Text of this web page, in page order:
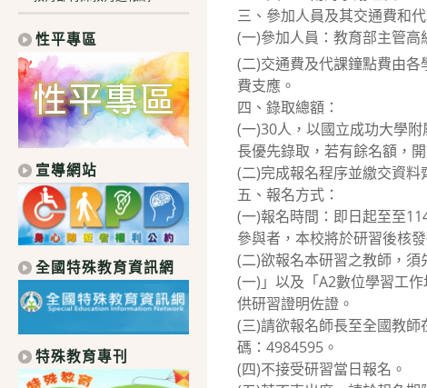
三、參加人員及其交通費和代
(一)參加人員：教育部主管高
(二)交通費及代課鐘點費由
費支應。
四、錄取總額：
(一)30人，以國立成功大學
長優先錄取，若有餘名額，
(二)完成報名程序並繳交資料
五、報名方式：
(一)報名時間：即日起至至
參與者，本校將於研習後核
(二)欲報名本研習之教師，
(一)」以及「A2數位學習工
供研習證明佐證。
(三)請欲報名師長至全國教
碼：4984595。
(四)不接受研習當日報名。
性平專區
宣導網站
全國特殊教育資訊網
特殊教育專刊